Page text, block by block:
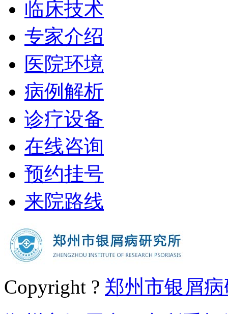
临床技术
专家介绍
医院环境
病例解析
诊疗设备
在线咨询
预约挂号
来院路线
Copyright ? 郑州市银屑